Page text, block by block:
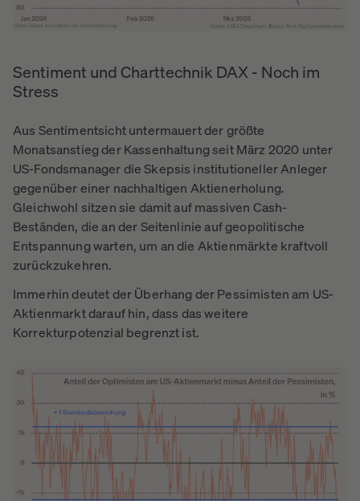
Sentiment und Charttechnik DAX - Noch im
Stress
Aus Sentimentsicht untermauert der größte
Monatsanstieg der Kassenhaltung seit März 2020 unter
US-Fondsmanager die Skepsis institutioneller Anleger
gegenüber einer nachhaltigen Aktienerholung.
Gleichwohl sitzen sie damit auf massiven Cash-
Beständen, die an der Seitenlinie auf geopolitische
Entspannung warten, um an die Aktienmärkte kraftvoll
zurückzukehren.
Immerhin deutet der Überhang der Pessimisten am US-
Aktienmarkt darauf hin, dass das weitere
Korrekturpotenzial begrenzt ist.